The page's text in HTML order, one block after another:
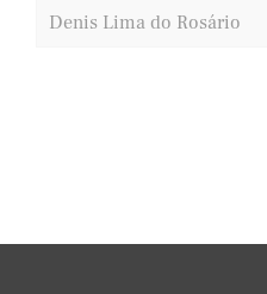
Denis Lima do Rosário